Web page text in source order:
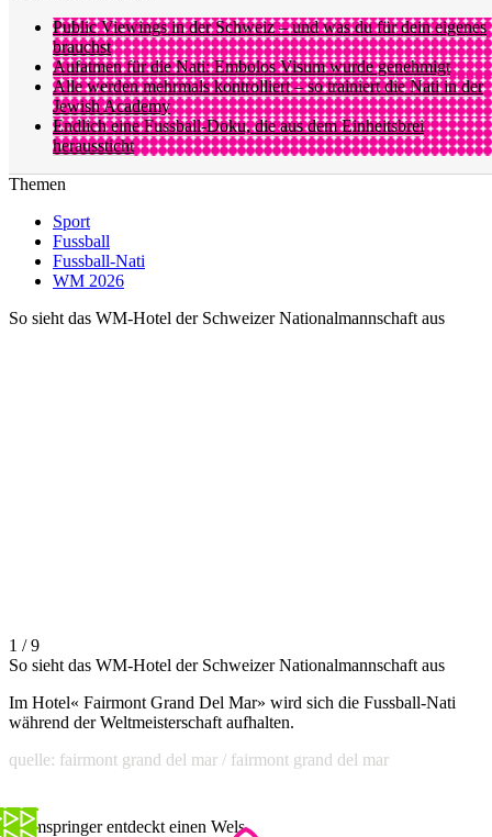
Public Viewings in der Schweiz – und was du für dein eigenes
brauchst
Aufatmen für die Nati: Embolos Visum wurde genehmigt
Alle werden mehrmals kontrolliert – so trainiert die Nati in der
Jewish Academy
Endlich eine Fussball-Doku, die aus dem Einheitsbrei
heraussticht
Themen
Sport
Fussball
Fussball-Nati
WM 2026
So sieht das WM-Hotel der Schweizer Nationalmannschaft aus
1 / 9
So sieht das WM-Hotel der Schweizer Nationalmannschaft aus
Im Hotel« Fairmont Grand Del Mar» wird sich die Fussball-Nati
während der Weltmeisterschaft aufhalten.
quelle: fairmont grand del mar / fairmont grand del mar
Turmspringer entdeckt einen Wels